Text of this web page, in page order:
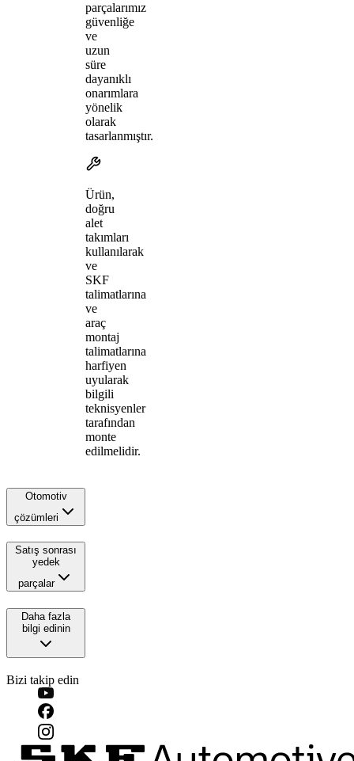
parçalarımız
güvenliğe
ve
uzun
süre
dayanıklı
onarımlara
yönelik
olarak
tasarlanmıştır.
Ürün,
doğru
alet
takımları
kullanılarak
ve
SKF
talimatlarına
ve
araç
montaj
talimatlarına
harfiyen
uyularak
bilgili
teknisyenler
tarafından
monte
edilmelidir.
Otomotiv
çözümleri
Satış sonrası
yedek
parçalar
Daha fazla
bilgi edinin
Bizi takip edin